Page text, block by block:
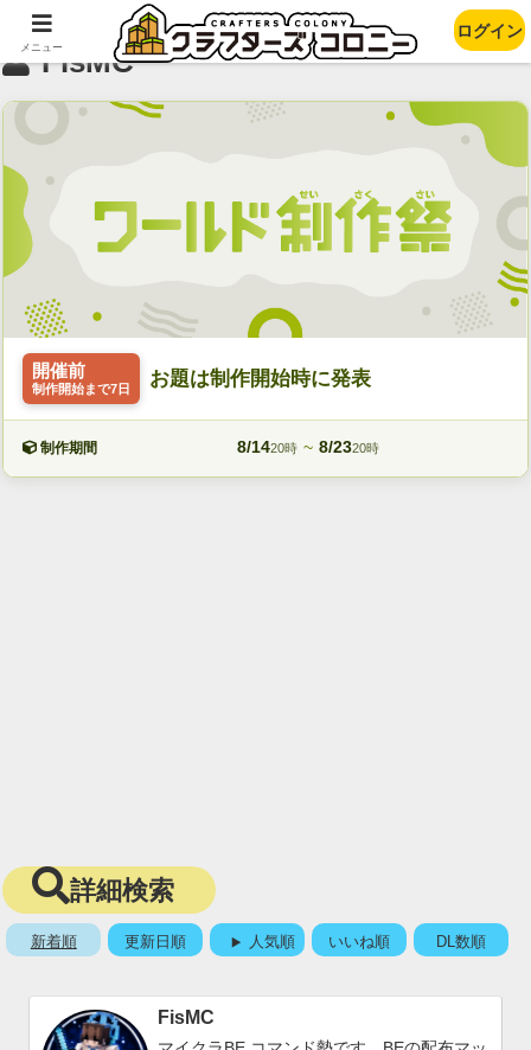
FisMC
開催前
制作開始まで7日 お題は制作開始時に発表
制作期間 8/1420時 ~ 8/2320時
詳細検索
新着順 更新日順 人気順 いいね順 DL数順
FisMC
メニュー
ログイン